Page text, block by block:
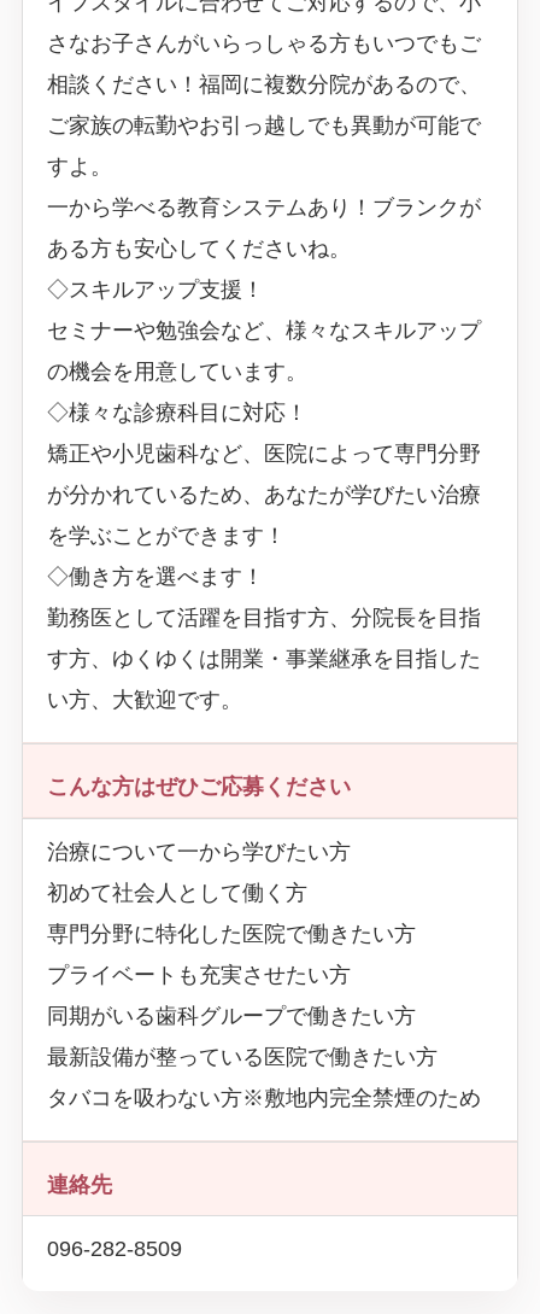
さなお子さんがいらっしゃる方もいつでもご
相談ください！福岡に複数分院があるので、
ご家族の転勤やお引っ越しでも異動が可能で
すよ。
一から学べる教育システムあり！ブランクが
ある方も安心してくださいね。
◇スキルアップ支援！
セミナーや勉強会など、様々なスキルアップ
の機会を用意しています。
◇様々な診療科目に対応！
矯正や小児歯科など、医院によって専門分野
が分かれているため、あなたが学びたい治療
を学ぶことができます！
◇働き方を選べます！
勤務医として活躍を目指す方、分院長を目指
す方、ゆくゆくは開業・事業継承を目指した
い方、大歓迎です。
こんな方はぜひご応募ください
治療について一から学びたい方
初めて社会人として働く方
専門分野に特化した医院で働きたい方
プライベートも充実させたい方
同期がいる歯科グループで働きたい方
最新設備が整っている医院で働きたい方
タバコを吸わない方※敷地内完全禁煙のため
連絡先
096-282-8509